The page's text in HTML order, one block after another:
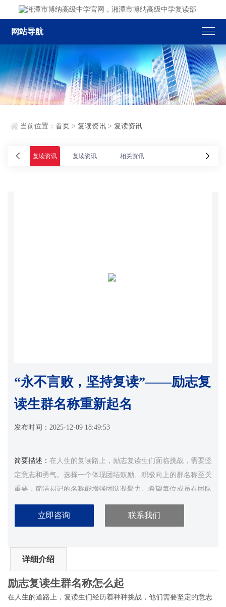
网站导航
当前位置：首页 >复读资讯 >复读资讯
复读资讯 复读资讯 相关资讯
“永不言败，坚持复读”——励志复
读生群名称重新起名
发布时间： 2025-12-09 18:49:53
简要描述： 在人生的复读路上，励志复读生们面临挑战，需要坚
定意志和勇气。选择一个体现团结鼓励、积极向上的群名称至关
重要，简洁易记的名称能增强团队凝聚力。希望每位成员在团队
中找到力量和支持，共同迈向成功之路！...
立即咨询 联系我们
详细介绍
励志复读生群名称怎么起
在人生的道路上，复读生们经历着种种挑战，他们需要坚定的意志